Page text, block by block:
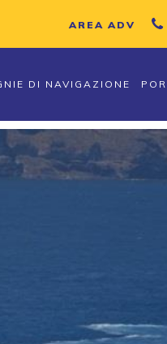
AREA ADV
DI NAVIGAZIONE